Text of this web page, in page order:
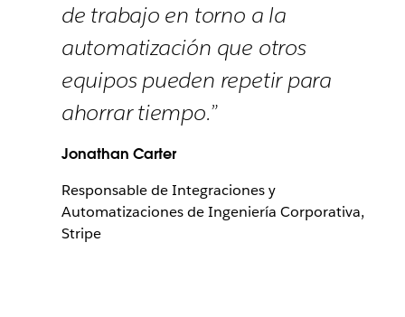
de trabajo en torno a la
automatización que otros
equipos pueden repetir para
ahorrar tiempo.”
Jonathan Carter
Responsable de Integraciones y
Automatizaciones de Ingeniería Corporativa,
Stripe